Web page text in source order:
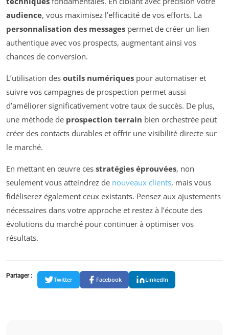
audience, vous maximisez l’efficacité de vos efforts. La
personnalisation des messages permet de créer un lien
authentique avec vos prospects, augmentant ainsi vos
chances de conversion.
L’utilisation des outils numériques pour automatiser et
suivre vos campagnes de prospection permet aussi
d’améliorer significativement votre taux de succès. De plus,
une méthode de prospection terrain bien orchestrée peut
créer des contacts durables et offrir une visibilité directe sur
le marché.
En mettant en œuvre ces stratégies éprouvées, non
seulement vous atteindrez de nouveaux clients, mais vous
fidéliserez également ceux existants. Pensez aux ajustements
nécessaires dans votre approche et restez à l’écoute des
évolutions du marché pour continuer à optimiser vos
résultats.
Partager :
Twitter Facebook LinkedIn